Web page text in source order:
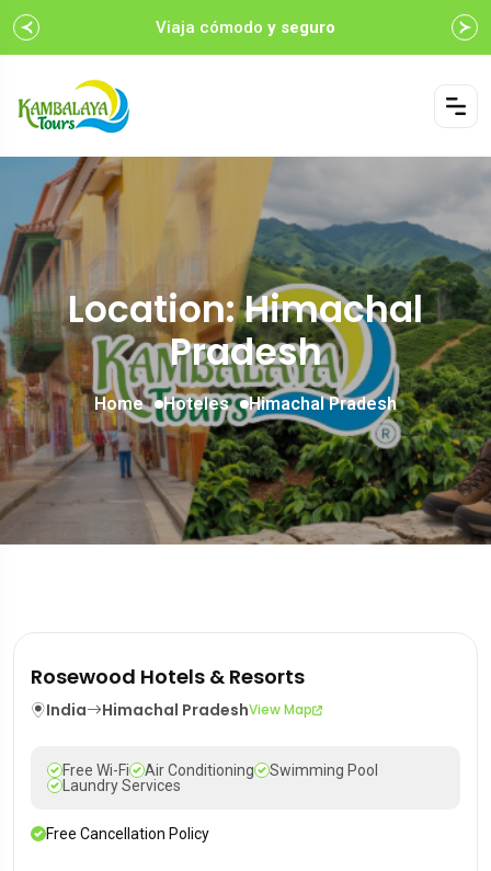
Viaja cómodo y seguro
Location: Himachal
Pradesh
Home Hoteles Himachal Pradesh
Rosewood Hotels & Resorts
India Himachal PradeshView Map
Free Wi-Fi Air Conditioning
Swimming Pool
Laundry Services
Free Cancellation Policy